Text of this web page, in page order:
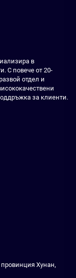
в
С повече от 20-
отдел и
за клиенти.
провинция Хунан,